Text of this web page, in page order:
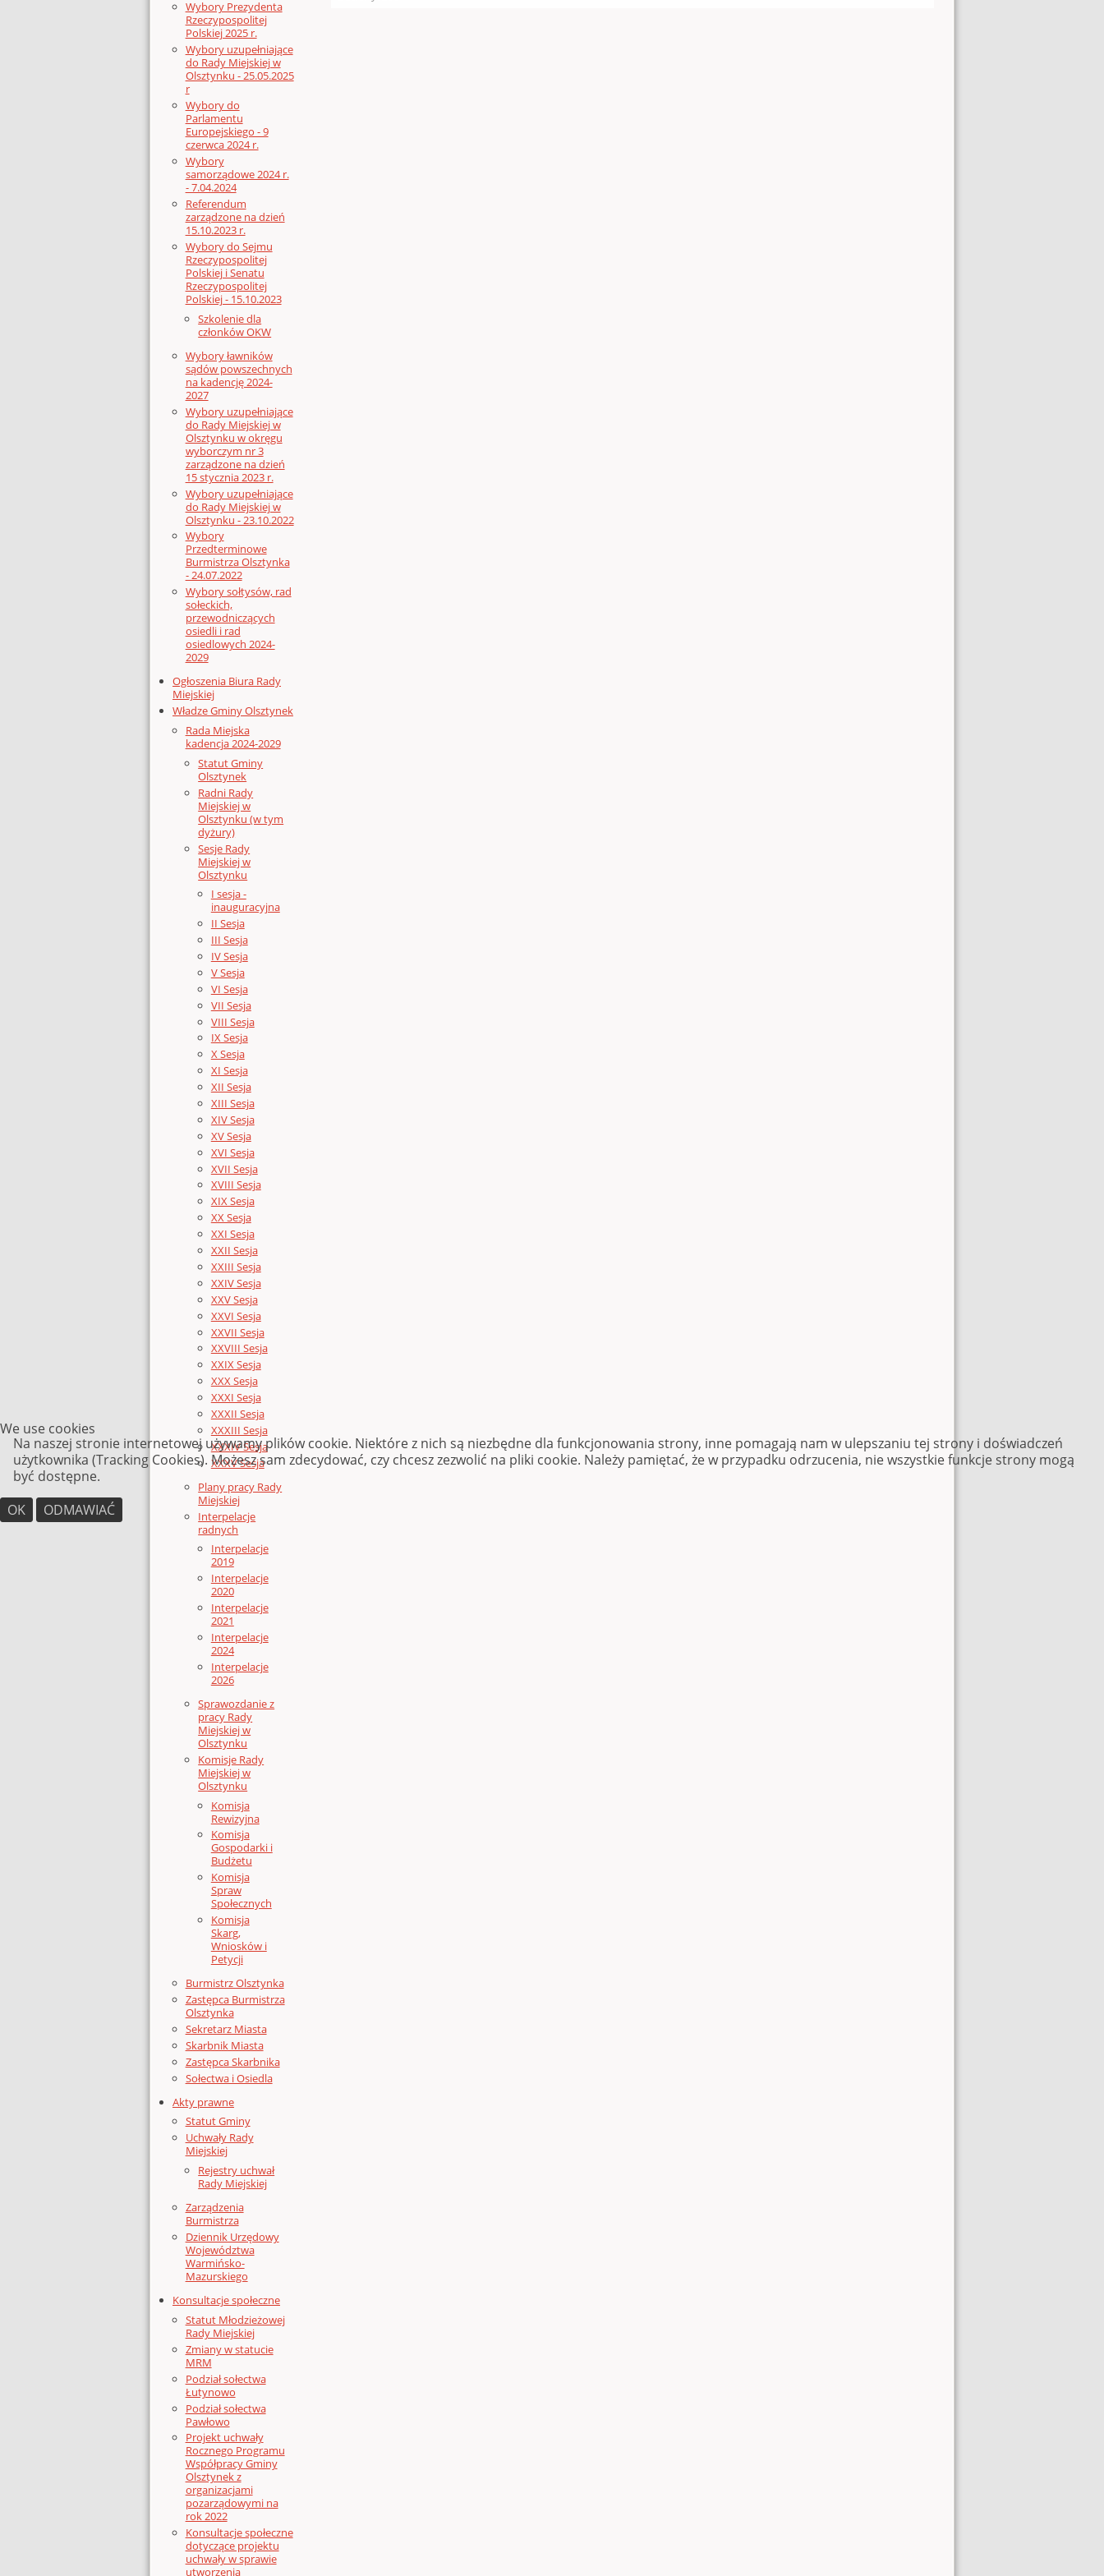
Wybory Prezydenta
Rzeczypospolitej
Polskiej 2025 r.
Wybory uzupełniające
do Rady Miejskiej w
Olsztynku - 25.05.2025
r
Wybory do
Parlamentu
Europejskiego - 9
czerwca 2024 r.
Wybory
samorządowe 2024 r.
- 7.04.2024
Referendum
zarządzone na dzień
15.10.2023 r.
Wybory do Sejmu
Rzeczypospolitej
Polskiej i Senatu
Rzeczypospolitej
Polskiej - 15.10.2023
Szkolenie dla
członków OKW
Wybory ławników
sądów powszechnych
na kadencję 2024-
2027
Wybory uzupełniające
do Rady Miejskiej w
Olsztynku w okręgu
wyborczym nr 3
zarządzone na dzień
15 stycznia 2023 r.
Wybory uzupełniające
do Rady Miejskiej w
Olsztynku - 23.10.2022
Wybory
Przedterminowe
Burmistrza Olsztynka
- 24.07.2022
Wybory sołtysów, rad
sołeckich,
przewodniczących
osiedli i rad
osiedlowych 2024-
2029
Ogłoszenia Biura Rady
Miejskiej
Władze Gminy Olsztynek
Rada Miejska
kadencja 2024-2029
Statut Gminy
Olsztynek
Radni Rady
Miejskiej w
Olsztynku (w tym
dyżury)
Sesje Rady
Miejskiej w
Olsztynku
I sesja -
inauguracyjna
II Sesja
III Sesja
IV Sesja
V Sesja
VI Sesja
VII Sesja
VIII Sesja
IX Sesja
X Sesja
XI Sesja
XII Sesja
XIII Sesja
XIV Sesja
XV Sesja
XVI Sesja
XVII Sesja
XVIII Sesja
XIX Sesja
XX Sesja
XXI Sesja
XXII Sesja
XXIII Sesja
XXIV Sesja
XXV Sesja
XXVI Sesja
XXVII Sesja
XXVIII Sesja
XXIX Sesja
XXX Sesja
XXXI Sesja
XXXII Sesja
XXXIII Sesja
XXXIV Sesja
XXXV Sesja
Plany pracy Rady
Miejskiej
Interpelacje
radnych
Interpelacje
2019
Interpelacje
2020
Interpelacje
2021
Interpelacje
2024
Interpelacje
2026
Sprawozdanie z
pracy Rady
Miejskiej w
Olsztynku
Komisje Rady
Miejskiej w
Olsztynku
Komisja
Rewizyjna
Komisja
Gospodarki i
Budżetu
Komisja
Spraw
Społecznych
Komisja
Skarg,
Wniosków i
Petycji
Burmistrz Olsztynka
Zastępca Burmistrza
Olsztynka
Sekretarz Miasta
Skarbnik Miasta
Zastępca Skarbnika
Sołectwa i Osiedla
Akty prawne
Statut Gminy
Uchwały Rady
Miejskiej
Rejestry uchwał
Rady Miejskiej
Zarządzenia
Burmistrza
Dziennik Urzędowy
Województwa
Warmińsko-
Mazurskiego
Konsultacje społeczne
Statut Młodzieżowej
Rady Miejskiej
Zmiany w statucie
MRM
Podział sołectwa
Łutynowo
Podział sołectwa
Pawłowo
Projekt uchwały
Rocznego Programu
Współpracy Gminy
Olsztynek z
organizacjami
pozarządowymi na
rok 2022
Konsultacje społeczne
dotyczące projektu
uchwały w sprawie
utworzenia
We use cookies
Na naszej stronie internetowej używamy plików cookie. Niektóre z nich są niezbędne dla funkcjonowania strony, inne pomagają nam w ulepszaniu tej strony i doświadczeń
użytkownika (Tracking Cookies). Możesz sam zdecydować, czy chcesz zezwolić na pliki cookie. Należy pamiętać, że w przypadku odrzucenia, nie wszystkie funkcje strony mogą
być dostępne.
OK
ODMAWIAĆ